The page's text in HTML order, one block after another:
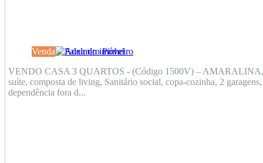
Venda
VENDO CASA 3 QUARTOS - (Código 1500V) – AMARALINA,
suíte, composta de living, Sanitário social, copa-cozinha, 2 garagens,
dependência fora d...